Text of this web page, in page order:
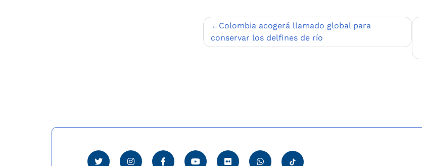
Navegación
de
Colombia acogerá llamado global para
conservar los delfines de río